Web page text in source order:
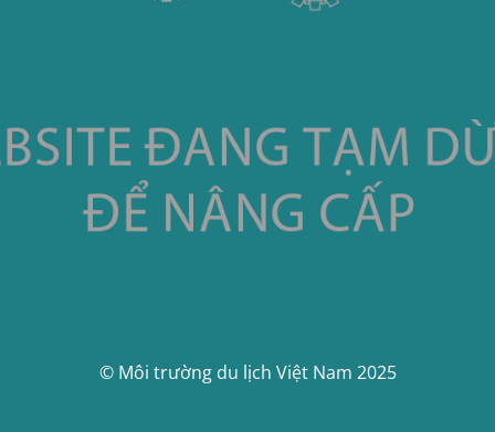
© Môi trường du lịch Việt Nam 2025